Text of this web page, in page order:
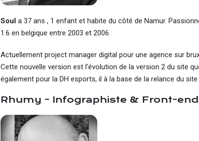
Soul a 37 ans , 1 enfant et habite du côté de Namur.
1.6 en belgique entre 2003 et 2006.
Actuellement project manager digital pour une agence sur
Cette nouvelle version est l'évolution de la version 2 du site
également pour la DH esports, il à la base de la relance du
Rhumy - Infographiste & Front-